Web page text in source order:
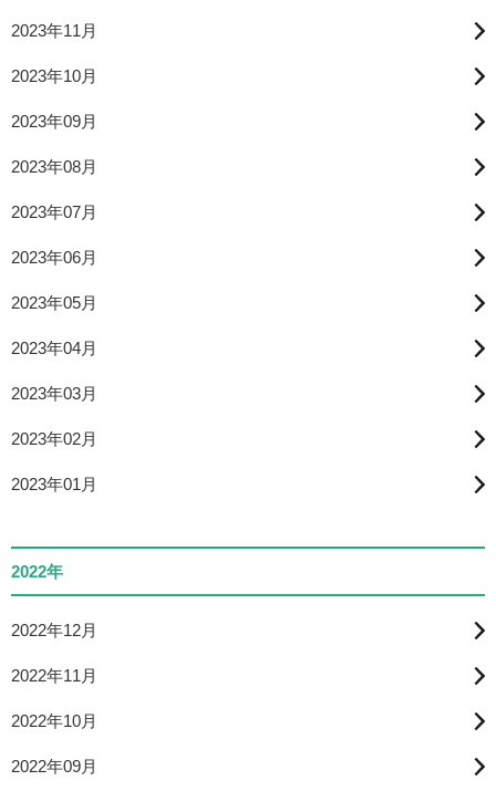
2023年11月
2023年10月
2023年09月
2023年08月
2023年07月
2023年06月
2023年05月
2023年04月
2023年03月
2023年02月
2023年01月
2022年
2022年12月
2022年11月
2022年10月
2022年09月